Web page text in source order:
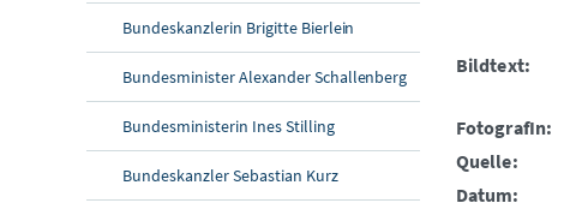
Bundeskanzlerin Brigitte Bierlein
Bundesminister Alexander Schallenberg
Bundesministerin Ines Stilling
Bundeskanzler Sebastian Kurz
Bildtext:
FotografIn:
Quelle:
Datum: